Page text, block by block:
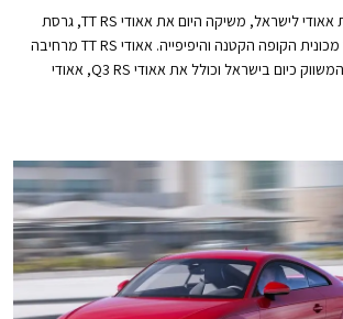
צ'מפיון מוטורס, יבואנית אאודי לישראל, משיקה היום את אאודי TT RS, גרסת
הקצה הספורטיבית של מכונית הקופה הקטנה והיפיפייה. אאודי TT RS מרחיבה
את ליין דגמי אאודי RS המשווק כיום בישראל וכולל את אאודי Q3 RS, אאודי